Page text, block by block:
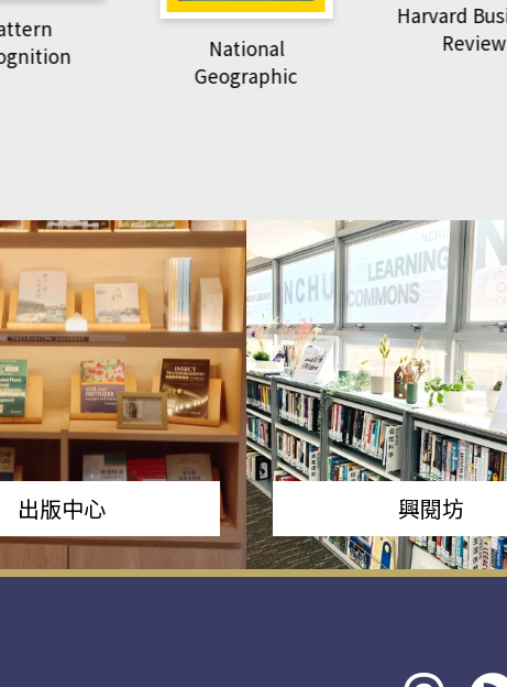
Harvard Business
Review
萌動力一頁漫
出版中心 興閱坊